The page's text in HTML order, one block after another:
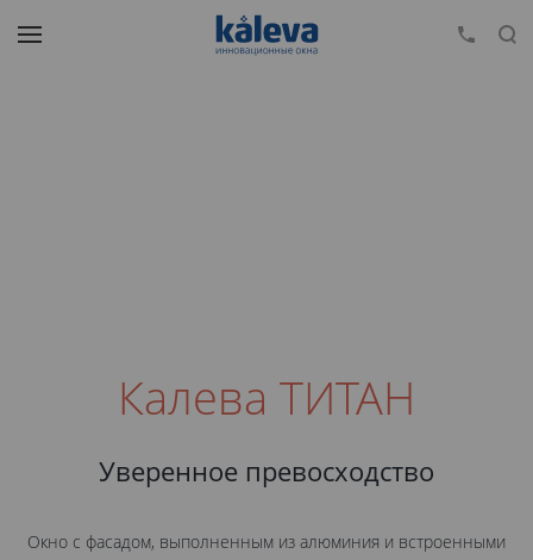
Калева ТИТАН
Уверенное превосходство
Окно с фасадом, выполненным из алюминия и встроенными